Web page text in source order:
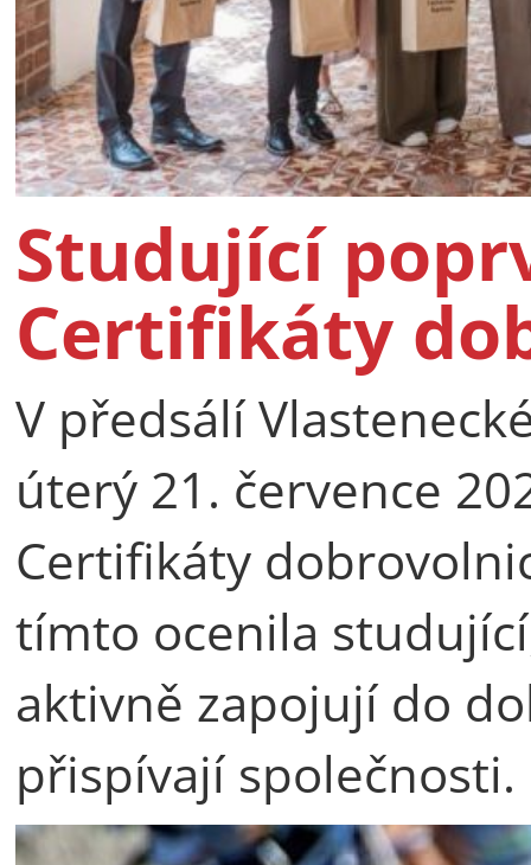
Studující
Certifikáty
V předsálí
úterý 21. července
Certifikáty
tímto ocenila
aktivně zapojují do
přispívají společnosti.